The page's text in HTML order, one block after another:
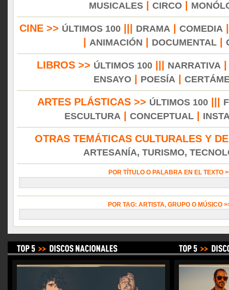
MUSICALES
CIRCO
CINE >> ÚLTIMOS 100||| DRAMA COMEDIA
ANIMACIÓN DOCUMENTAL|
LIBROS >> ÚLTIMOS 100 NARRATIVA
ENSAYO| POESÍA
ARTES PLÁSTICAS >> ÚLTIMOS 100|||
ESCULTURA
CONCEPTUAL
OTRAS TEMÁTICAS CULTURALES Y
ARTESANÍA, TURISMO,
POR TÍTULO O PALABRA EN EL TEXTO
POR TAG: ARTISTA, GRUPO O MÚSICO